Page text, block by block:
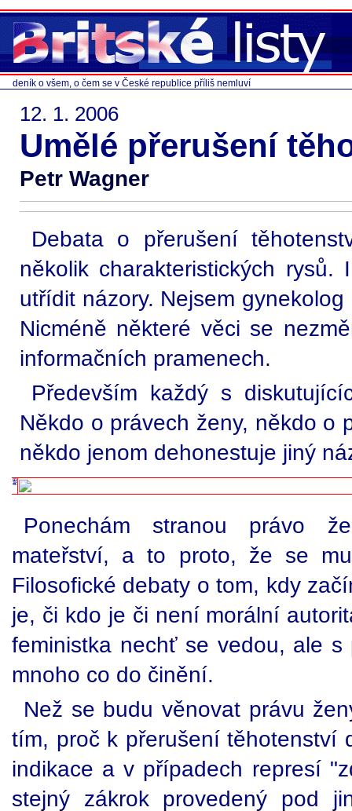
deník o všem, o čem se v České republice příliš nemluví
12. 1. 2006
Umělé přerušení
Petr Wagner
Debata o přerušení
několik charakteristických
utřídit názory. Nejsem
Nicméně některé věci se
informačních pramenech.
Především každý s
Někdo o právech ženy, někdo o
někdo jenom dehonestuje jiný
Ponechám stranou právo
mateřství, a to proto, že se
Filosofické debaty o tom, kdy
je, či kdo je či není morální
feministka nechť se vedou, ale s
mnoho co do činění.
Než se budu věnovat právu
tím, proč k přerušení těhotenství
indikace a v případech represí
stejný zákrok provedený pod